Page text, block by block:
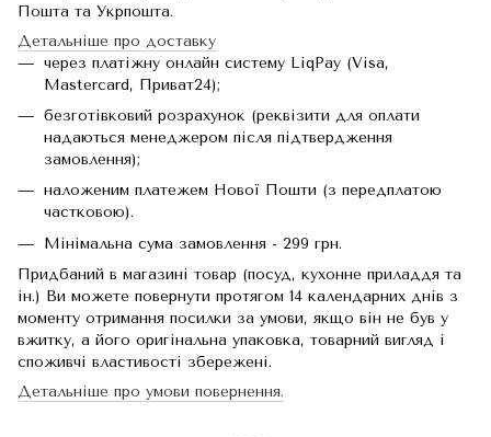
Пошта та Укрпошта.
Детальніше про доставку
через платіжну онлайн систему LiqPay (Visa,
Mastercard, Приват24);
безготівковий розрахунок (реквізити для оплати
надаються менеджером після підтвердження
замовлення);
наложеним платежем Нової Пошти (з передплатою
частковою).
Мінімальна сума замовлення - 299 грн.
Придбаний в магазині товар (посуд, кухонне приладдя та
ін.) Ви можете повернути протягом 14 календарних днів з
моменту отримання посилки за умови, якщо він не був у
вжитку, а його оригінальна упаковка, товарний вигляд і
споживчі властивості збережені.
Детальніше про умови повернення.